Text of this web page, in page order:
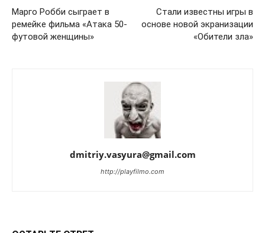
Марго Робби сыграет в
ремейке фильма «Атака 50-
футовой женщины»
Стали известны игры в
основе новой экранизации
«Обители зла»
dmitriy.vasyura@gmail.com
http://playfilmo.com